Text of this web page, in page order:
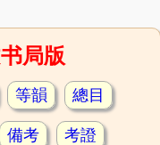
局版
等韻 總目
備考 考證